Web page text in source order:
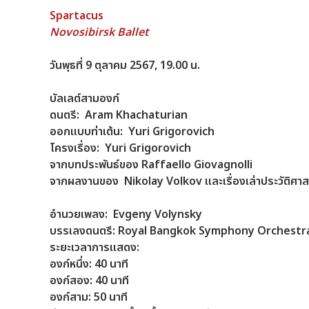
Spartacus
Novosibirsk Ballet
วันพุธที่ 9 ตุลาคม 2567, 19.00 น.
บัลเลต์สามองก์
ดนตรี: Aram Khachaturian
ออกแบบท่าเต้น: Yuri Grigorovich
โครงเรื่อง: Yuri Grigorovich
จากบทประพันธ์ของ Raffaello Giovagnolli
จากผลงานของ Nikolay Volkov และเรื่องเล่าประวัติศา
อำนวยเพลง: Evgeny Volynsky
บรรเลงดนตรี: Royal Bangkok Symphony
ระยะเวลาการแสดง:
องก์หนึ่ง: 40 นาที
องก์สอง: 40 นาที
องก์สาม: 50 นาที